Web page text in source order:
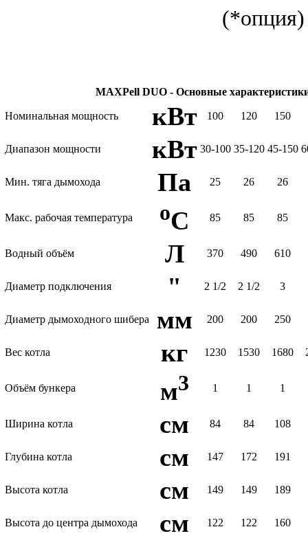
(*опция)
MAXPell DUO - Основные
Номинальная мощность кВт 100 120 150
Диапазон мощности кВт 30-100 35-120 45-150
Мин. тяга дымохода Па 25 26 26
Макс. рабочая температура oC 85 85 85
Водный объём Л 370 490 610
Диаметр подключения " 2 1/2 2 1/2 3
Диаметр дымоходного шибера мм 200 200 250
Вес котла кг 1230 1530 1680
Объём бункера м3 1 1 1
Ширина котла см 84 84 108
Глубина котла см 147 172 191
Высота котла см 149 149 189
Высота до центра дымохода см 122 122 160